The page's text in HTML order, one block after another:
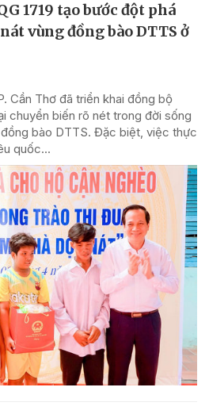
1719 tạo bước đột phá
vùng đồng bào DTTS ở
Cần Thơ đã triển khai đồng bộ
chuyển biến rõ nét trong đời sống
bào DTTS. Đặc biệt, việc thực
quốc...